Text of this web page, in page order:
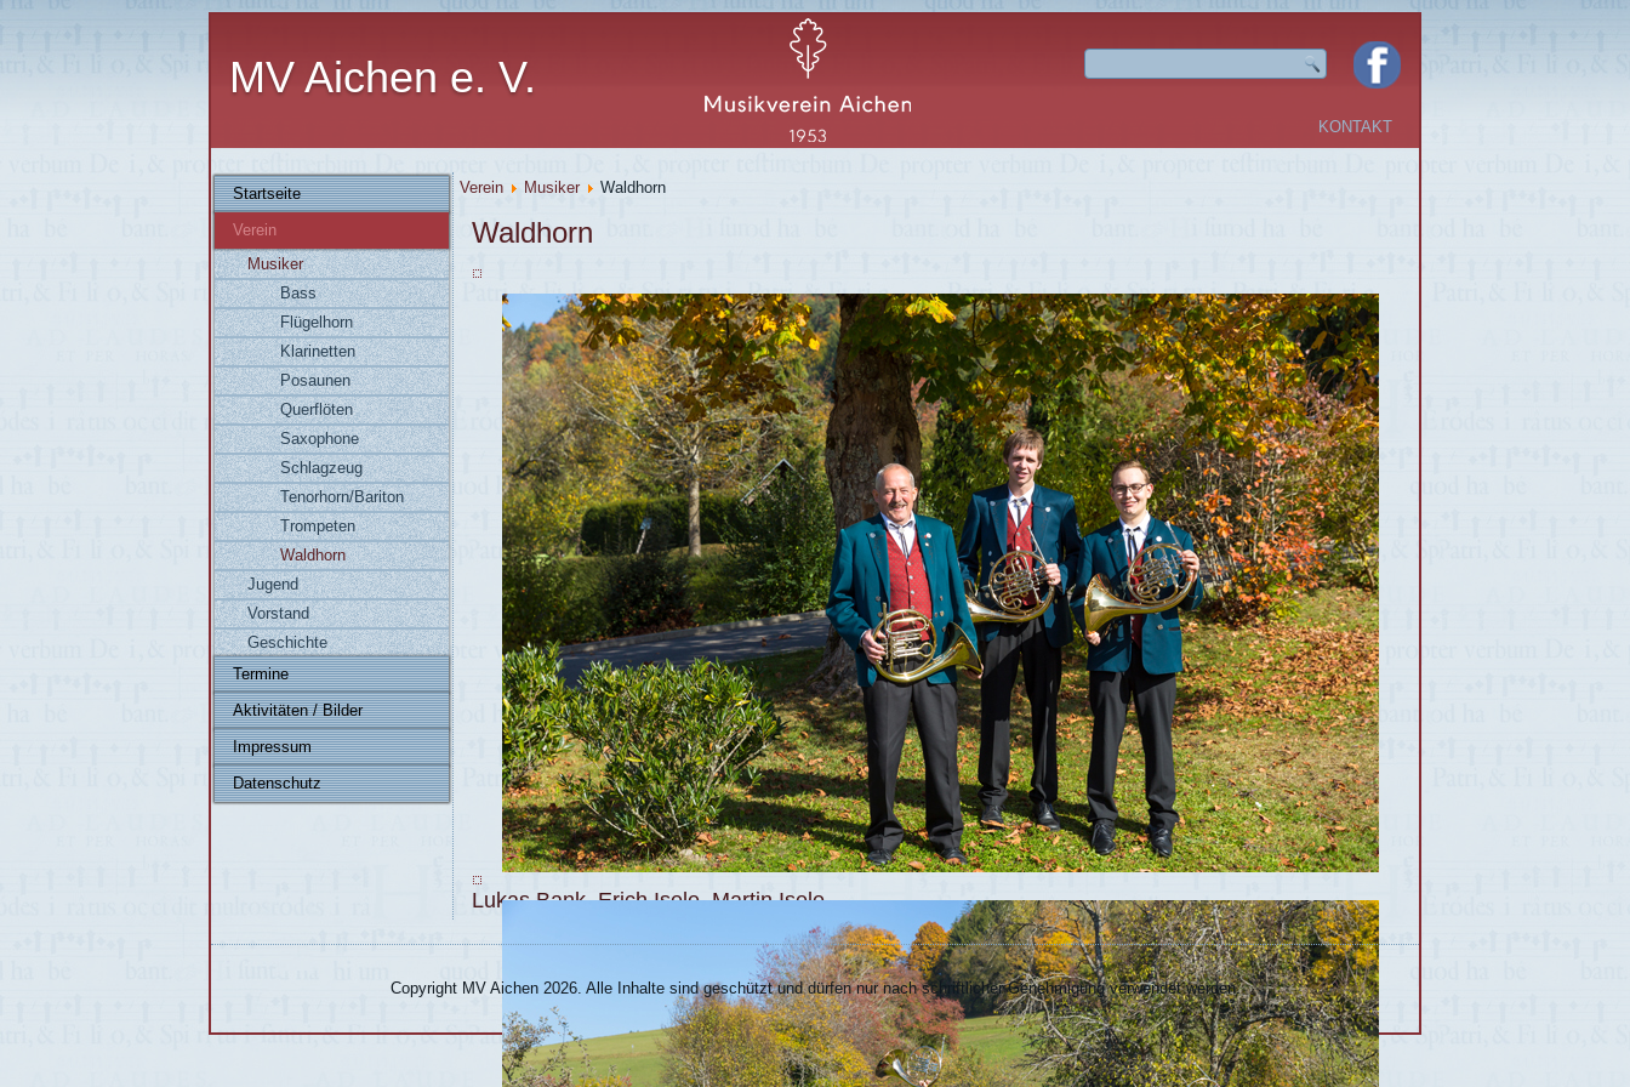
MV Aichen e. V.
KONTAKT
Startseite
Verein
Musiker
Bass
Flügelhorn
Klarinetten
Posaunen
Querflöten
Saxophone
Schlagzeug
Tenorhorn/Bariton
Trompeten
Waldhorn
Jugend
Vorstand
Geschichte
Termine
Aktivitäten / Bilder
Impressum
Datenschutz
Verein Musiker Waldhorn
Waldhorn
Lukas Bank, Erich Isele, Martin Isele
Copyright MV Aichen 2026. Alle Inhalte sind geschützt und dürfen nur nach schriftlicher Genehmigung verwendet werden.